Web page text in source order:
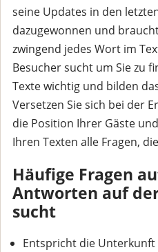
seine Updates in den
dazugewonnen und
zwingend jedes Wort im
Besucher sucht um Sie zu
Texte wichtig und bilden
Versetzen Sie sich bei der
die Position Ihrer Gäste
Ihren Texten alle Fragen,
Häufige Fragen
Antworten auf
sucht
Entspricht die